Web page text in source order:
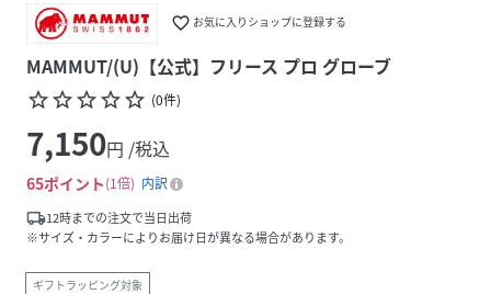
favorite_border お気に入りショップに登録する
MAMMUT/(U)【公式】フリース プロ グローブ
star_borderstar_borderstar_borderstar_borderstar_border (0件)
7,150円 /税込
65ポイント 1倍
内訳
local_shipping12時までの注文で当日出荷
※サイズ・カラーによりお届け日が異なる場合があります。
ギフトラッピング対象